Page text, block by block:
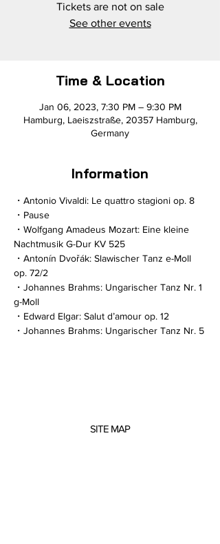
Tickets are not on sale
See other events
Time & Location
Jan 06, 2023, 7:30 PM – 9:30 PM
Hamburg, Laeiszstraße, 20357 Hamburg,
Germany
Information
・Antonio Vivaldi: Le quattro stagioni op. 8
・Pause
・Wolfgang Amadeus Mozart: Eine kleine
Nachtmusik G-Dur KV 525
・Antonín Dvořák: Slawischer Tanz e-Moll
op. 72/2
・Johannes Brahms: Ungarischer Tanz Nr. 1
g-Moll
・Edward Elgar: Salut d’amour op. 12
・Johannes Brahms: Ungarischer Tanz Nr. 5
SITE MAP